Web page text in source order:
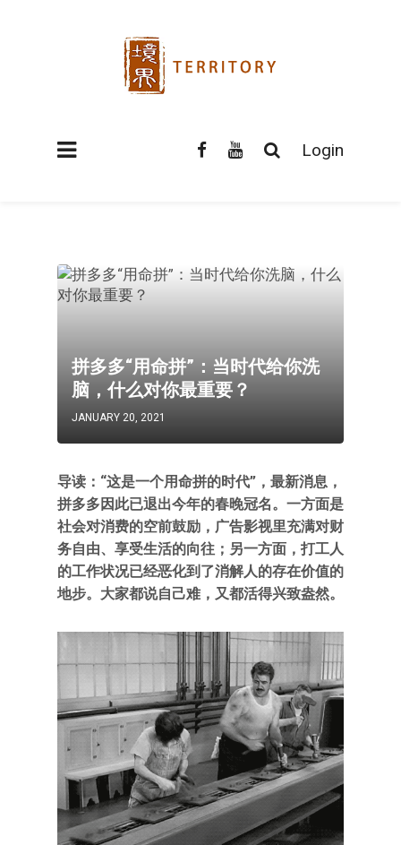
Login
拼多多“用命拼”：当时代给你洗
脑，什么对你最重要？
JANUARY 20, 2021
导读：“这是一个用命拼的时代”，最新消息，
拼多多因此已退出今年的春晚冠名。一方面是
社会对消费的空前鼓励，广告影视里充满对财
务自由、享受生活的向往；另一方面，打工人
的工作状况已经恶化到了消解人的存在价值的
地步。大家都说自己难，又都活得兴致盎然。